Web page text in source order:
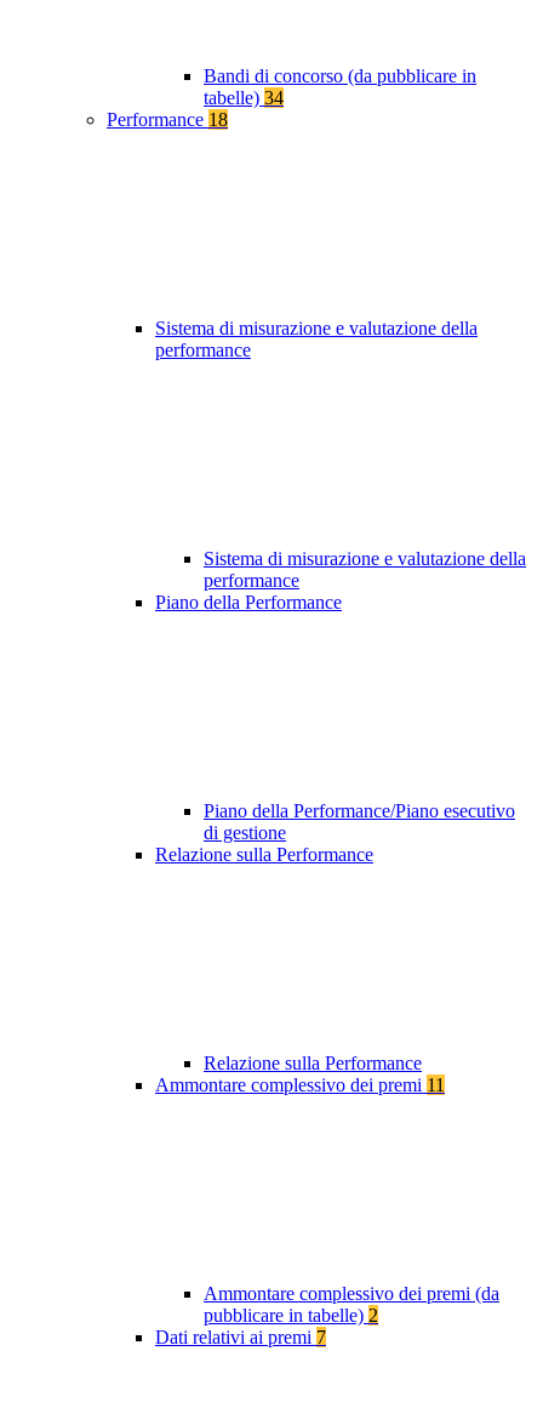
Bandi di concorso (da pubblicare in
tabelle) 34
Performance 18
Sistema di misurazione e valutazione della
performance
Sistema di misurazione e valutazione della
performance
Piano della Performance
Piano della Performance/Piano esecutivo
di gestione
Relazione sulla Performance
Relazione sulla Performance
Ammontare complessivo dei premi 11
Ammontare complessivo dei premi (da
pubblicare in tabelle) 2
Dati relativi ai premi 7